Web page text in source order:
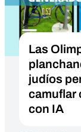
Las
judíos
camuflar
con IA